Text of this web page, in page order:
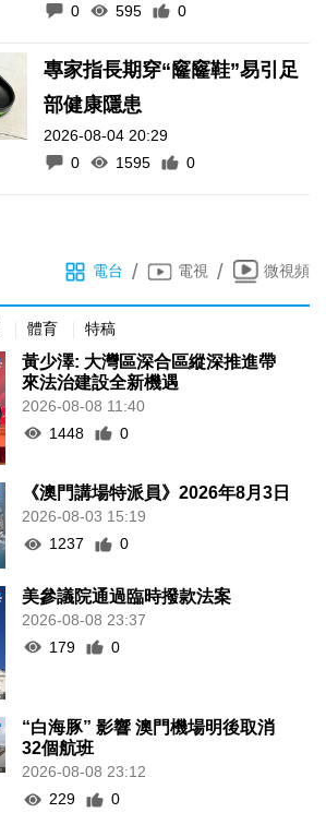
0
595 0
專家指長期穿“窿窿鞋”易引足
部健康隱患
2026-08-04 20:29
0
1595 0
電台 / 電視 / 微視頻
體育 特稿
黃少澤: 大灣區深合區縱深推進帶
來法治建設全新機遇
2026-08-08 11:40
1448
0
《澳門講場特派員》2026年8月3日
2026-08-03 15:19
1237
0
美參議院通過臨時撥款法案
2026-08-08 23:37
179
0
“白海豚” 影響 澳門機場明後取消
32個航班
2026-08-08 23:12
229
0